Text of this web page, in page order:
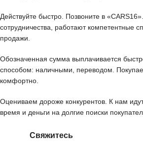
Действуйте быстро. Позвоните в
сотрудничества, работают компетентные
продажи.
Обозначенная сумма выплачивается
способом: наличными, переводом.
комфортно.
Оцениваем дороже конкурентов. К нам
время и деньги на долгие поиски
Свяжитесь